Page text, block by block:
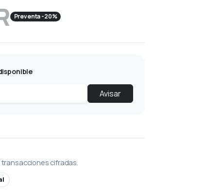
Preventa -20%
Avisar
cifradas.